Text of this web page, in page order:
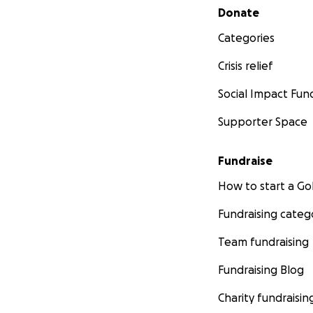
Secondary menu
Donate
Categories
Crisis relief
Social Impact
Supporter Space
Fundraise
How to start a
Fundraising
Team fundraising
Fundraising Blog
Charity